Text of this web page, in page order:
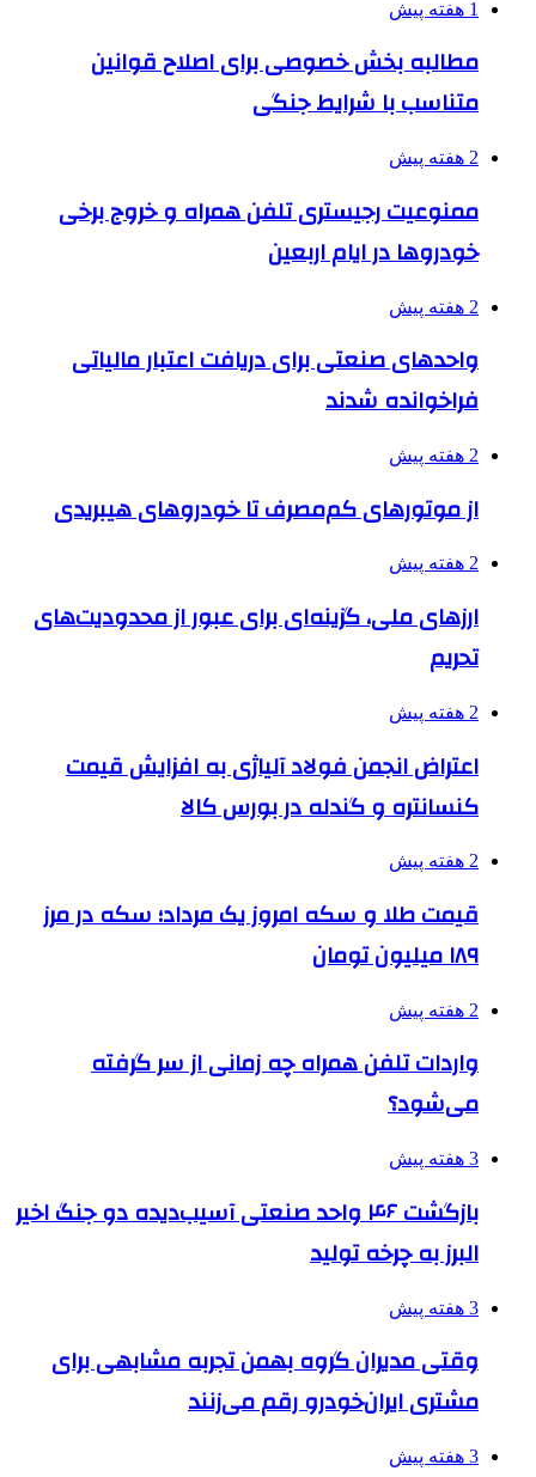
1 هفته پیش
مطالبه بخش خصوصی برای اصلاح قوانین
متناسب با شرایط جنگی
2 هفته پیش
ممنوعیت رجیستری تلفن همراه و خروج برخی
خودروها در ایام اربعین
2 هفته پیش
واحدهای صنعتی برای دریافت اعتبار مالیاتی
فراخوانده شدند
2 هفته پیش
از موتورهای کم‌مصرف تا خودروهای هیبریدی
2 هفته پیش
ارزهای ملی، گزینه‌ای برای عبور از محدودیت‌های
تحریم
2 هفته پیش
اعتراض انجمن فولاد آلیاژی به افزایش قیمت
کنسانتره و گندله در بورس کالا
2 هفته پیش
قیمت طلا و سکه امروز یک مرداد؛ سکه در مرز
۱۸۹ میلیون تومان
2 هفته پیش
واردات تلفن همراه چه زمانی از سر گرفته
می‌شود؟
3 هفته پیش
بازگشت ۴۶ واحد صنعتی آسیب‌دیده دو جنگ اخیر
البرز به چرخه تولید
3 هفته پیش
وقتی مدیران گروه بهمن تجربه مشابهی برای
مشتری ایران‌خودرو رقم می‌زنند
3 هفته پیش